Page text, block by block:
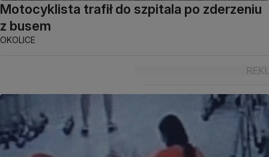
Motocyklista trafił do szpitala po zderzeniu
z busem
OKOLICE